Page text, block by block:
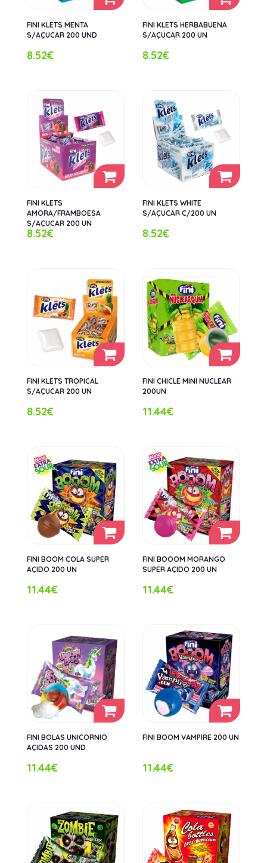
FINI KLETS MENTA
S/AÇUCAR 200 UND
8.52€
FINI KLETS HERBABUENA
S/AÇUCAR 200 UN
8.52€
FINI KLETS
AMORA/FRAMBOESA
S/AÇUCAR 200 UN
8.52€
FINI KLETS WHITE
S/AÇUCAR C/200 UN
8.52€
FINI KLETS TROPICAL
S/AÇUCAR 200 UN
8.52€
FINI CHICLE MINI NUCLEAR
200UN
11.44€
FINI BOOM COLA SUPER
AÇIDO 200 UN
11.44€
FINI BOOOM MORANGO
SUPER AÇIDO 200 UN
11.44€
FINI BOLAS UNICORNIO
AÇIDAS 200 UND
11.44€
FINI BOOM VAMPIRE 200 UN
11.44€